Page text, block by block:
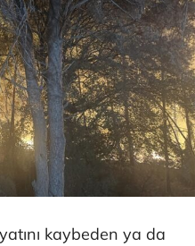
kaybeden ya da